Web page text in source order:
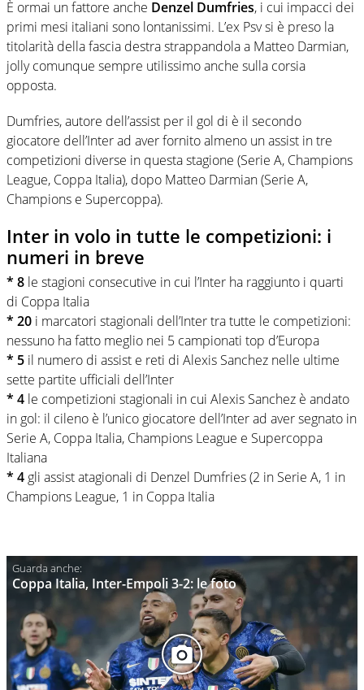
È ormai un fattore anche Denzel Dumfries, i cui impacci dei
primi mesi italiani sono lontanissimi. L’ex Psv si è preso la
titolarità della fascia destra strappandola a Matteo Darmian,
jolly comunque sempre utilissimo anche sulla corsia
opposta.
Dumfries, autore dell’assist per il gol di è il secondo
giocatore dell’Inter ad aver fornito almeno un assist in tre
competizioni diverse in questa stagione (Serie A, Champions
League, Coppa Italia), dopo Matteo Darmian (Serie A,
Champions e Supercoppa).
Inter in volo in tutte le competizioni: i
numeri in breve
* 8 le stagioni consecutive in cui l’Inter ha raggiunto i quarti
di Coppa Italia
* 20 i marcatori stagionali dell’Inter tra tutte le competizioni:
nessuno ha fatto meglio nei 5 campionati top d’Europa
* 5 il numero di assist e reti di Alexis Sanchez nelle ultime
sette partite ufficiali dell’Inter
* 4 le competizioni stagionali in cui Alexis Sanchez è andato
in gol: il cileno è l’unico giocatore dell’Inter ad aver segnato in
Serie A, Coppa Italia, Champions League e Supercoppa
Italiana
* 4 gli assist atagionali di Denzel Dumfries (2 in Serie A, 1 in
Champions League, 1 in Coppa Italia
Coppa Italia, Inter-Empoli 3-2: le foto